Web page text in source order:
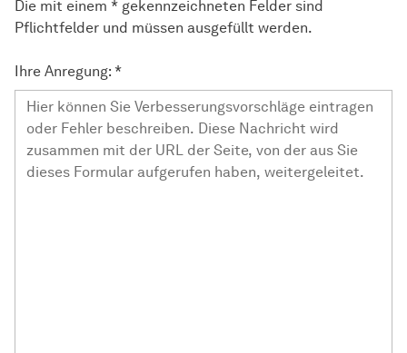
Die mit einem * gekennzeichneten Felder sind
Pflichtfelder und müssen ausgefüllt werden.
Ihre Anregung: *